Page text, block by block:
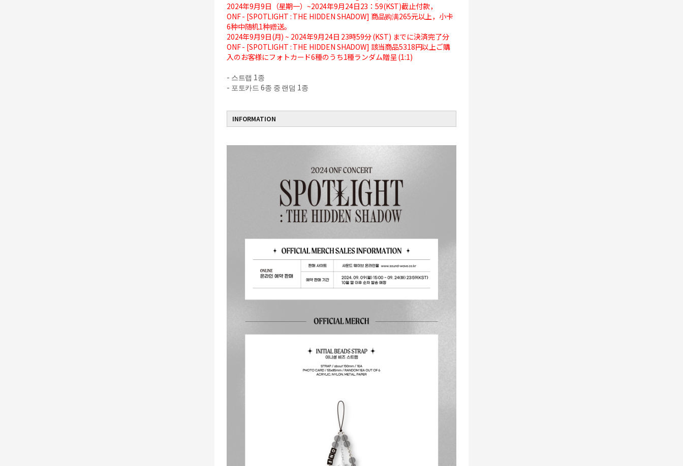
2024年9月9日（星期一）~2024年9月24日23：59(KST)截止付款，
ONF - [SPOTLIGHT : THE HIDDEN SHADOW] 商品购满265元以上，小卡
6种中随机1种赠送。
2024年9月9日(月) ~ 2024年9月24日 23時59分 (KST) までに決済完了分
ONF - [SPOTLIGHT : THE HIDDEN SHADOW] 該当商品5318円以上ご購
入のお客様にフォトカード6種のうち1種ランダム贈呈 (1:1)
- 스트랩 1종
- 포토카드 6종 중 랜덤 1종
INFORMATION